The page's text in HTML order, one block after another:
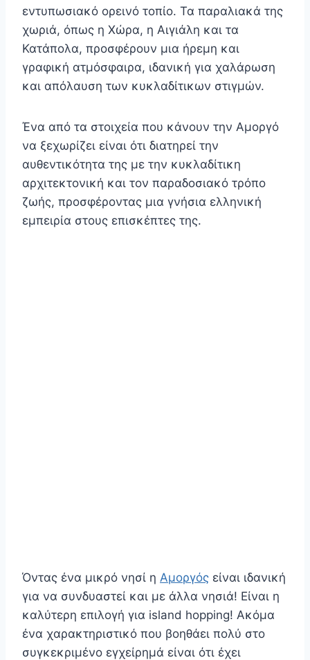
εντυπωσιακό ορεινό τοπίο. Τα παραλιακά της
χωριά, όπως η Χώρα, η Αιγιάλη και τα
Κατάπολα, προσφέρουν μια ήρεμη και
γραφική ατμόσφαιρα, ιδανική για χαλάρωση
και απόλαυση των κυκλαδίτικων στιγμών.
Ένα από τα στοιχεία που κάνουν την Αμοργό
να ξεχωρίζει είναι ότι διατηρεί την
αυθεντικότητα της με την κυκλαδίτικη
αρχιτεκτονική και τον παραδοσιακό τρόπο
ζωής, προσφέροντας μια γνήσια ελληνική
εμπειρία στους επισκέπτες της.
Όντας ένα μικρό νησί η Αμοργός είναι ιδανική
για να συνδυαστεί και με άλλα νησιά! Είναι η
καλύτερη επιλογή για island hopping! Ακόμα
ένα χαρακτηριστικό που βοηθάει πολύ στο
συγκεκριμένο εγχείρημά είναι ότι έχει